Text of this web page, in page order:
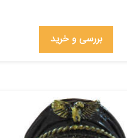
بررسی و خرید